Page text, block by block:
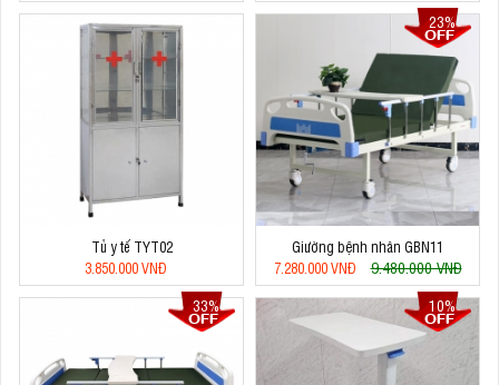
Tủ y tế TYT02
3.850.000 VNĐ
23%
Giường bệnh nhân GBN11
7.280.000 VNĐ
9.480.000 VNĐ
33%
10%